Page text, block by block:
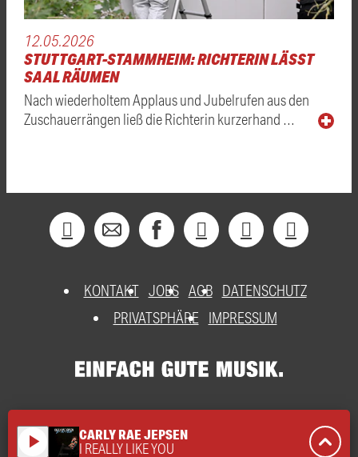
12.05.2026
STUTTGART-STAMMHEIM: RICHTERIN LÄSST
SAAL RÄUMEN
Nach wiederholtem Applaus und Jubelrufen aus den
Zuschauerrängen ließ die Richterin kurzerhand …
KONTAKT JOBS AGB DATENSCHUTZ
PRIVATSPHÄRE
IMPRESSUM
play_arrow CARLY RAE JEPSEN
I REALLY LIKE YOU